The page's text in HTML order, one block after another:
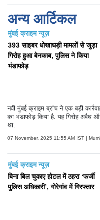
अन्य आर्टिकल
मुंबई क्राइम न्यूज़
393 साइबर धोखाधड़ी मामलों से जुड़ा
गिरोह हुआ बेनकाब, पुलिस ने किया
भंडाफोड़
नवी मुंबई क्राइम ब्रांच ने एक बड़ी
का भंडाफोड़ किया है. यह गिरोह अवैध
था.
07 November, 2025 11:55 AM IST |
मुंबई क्राइम न्यूज़
बिना बिल चुकाए होटल में ठहरा ‘फर्जी
पुलिस अधिकारी’, गोरेगांव में गिरफ्तार